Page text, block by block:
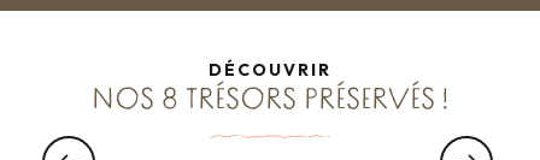
DÉCOUVRIR
NOS 8 TRÉSORS PRÉSERVÉS !